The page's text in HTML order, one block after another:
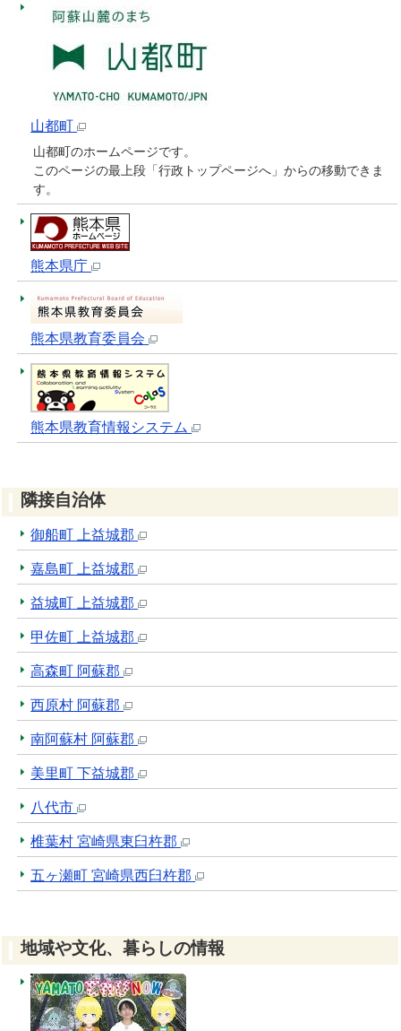
山都町
山都町のホームページです。
このページの最上段「行政トップページへ」からの移動できま
す。
熊本県庁
熊本県教育委員会
熊本県教育情報システム
隣接自治体
御船町 上益城郡
嘉島町 上益城郡
益城町 上益城郡
甲佐町 上益城郡
高森町 阿蘇郡
西原村 阿蘇郡
南阿蘇村 阿蘇郡
美里町 下益城郡
八代市
椎葉村 宮崎県東臼杵郡
五ヶ瀬町 宮崎県西臼杵郡
地域や文化、暮らしの情報